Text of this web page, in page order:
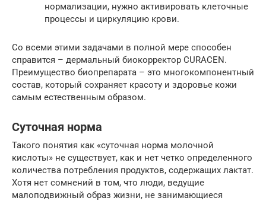
нормализации, нужно активировать клеточные
процессы и циркуляцию крови.
Со всеми этими задачами в полной мере способен
справится – дермальный биокорректор CURACEN.
Преимущество биопрепарата – это многокомпонентный
состав, который сохраняет красоту и здоровье кожи
самым естественным образом.
Суточная норма
Такого понятия как «суточная норма молочной
кислоты» не существует, как и нет четко определенного
количества потребления продуктов, содержащих лактат.
Хотя нет сомнений в том, что люди, ведущие
малоподвижный образ жизни, не занимающиеся